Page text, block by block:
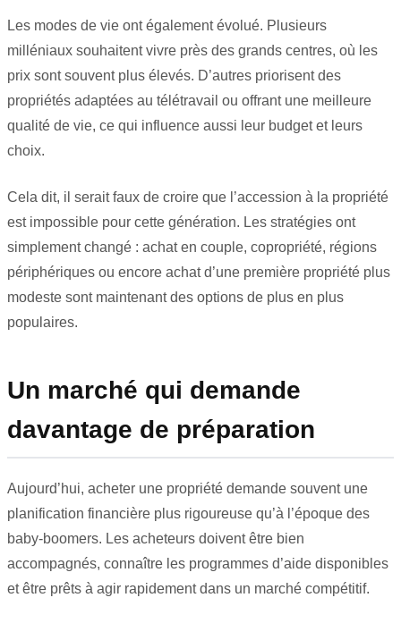
Les modes de vie ont également évolué. Plusieurs
milléniaux souhaitent vivre près des grands centres, où les
prix sont souvent plus élevés. D’autres priorisent des
propriétés adaptées au télétravail ou offrant une meilleure
qualité de vie, ce qui influence aussi leur budget et leurs
choix.
Cela dit, il serait faux de croire que l’accession à la propriété
est impossible pour cette génération. Les stratégies ont
simplement changé : achat en couple, copropriété, régions
périphériques ou encore achat d’une première propriété plus
modeste sont maintenant des options de plus en plus
populaires.
Un marché qui demande
davantage de préparation
Aujourd’hui, acheter une propriété demande souvent une
planification financière plus rigoureuse qu’à l’époque des
baby-boomers. Les acheteurs doivent être bien
accompagnés, connaître les programmes d’aide disponibles
et être prêts à agir rapidement dans un marché compétitif.